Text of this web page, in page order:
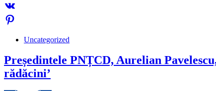
Uncategorized
Președintele PNȚCD, Aurelian
rădăcini’